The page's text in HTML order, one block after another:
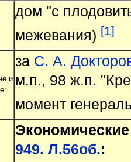
дом "с
межевания) [1]
и
за С. А.
м.п., 98 ж.п.
момент
949. Л.56об.: